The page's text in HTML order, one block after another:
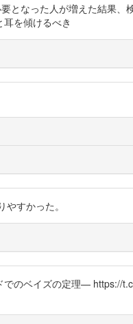
となった人が増えた結果
を傾けるべき
すかった。
のベイズの定理— https://